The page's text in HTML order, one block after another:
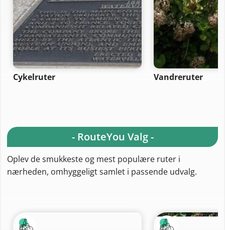
Cykelruter Vandreruter
- RouteYou Valg -
Oplev de smukkeste og mest populære ruter i
nærheden, omhyggeligt samlet i passende udvalg.